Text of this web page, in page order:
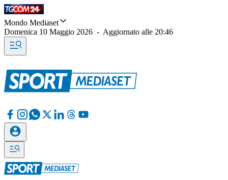
Mondo Mediaset
Domenica 10 Maggio 2026 - Aggiornato alle 20:46